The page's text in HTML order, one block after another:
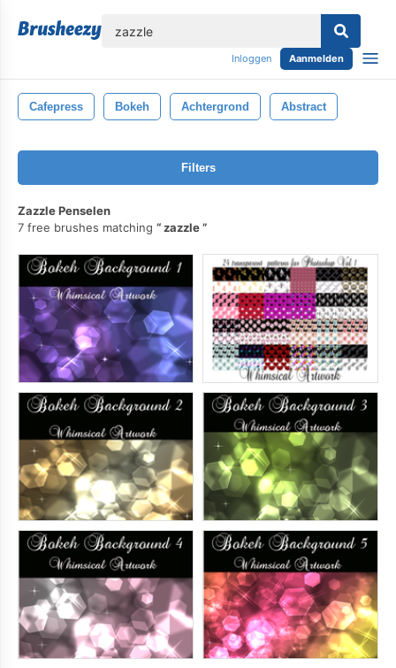
Inloggen Aanmelden
Cafepress Bokeh Achtergrond Abstract
Filters
Zazzle Penselen
7 free brushes matching
zazzle